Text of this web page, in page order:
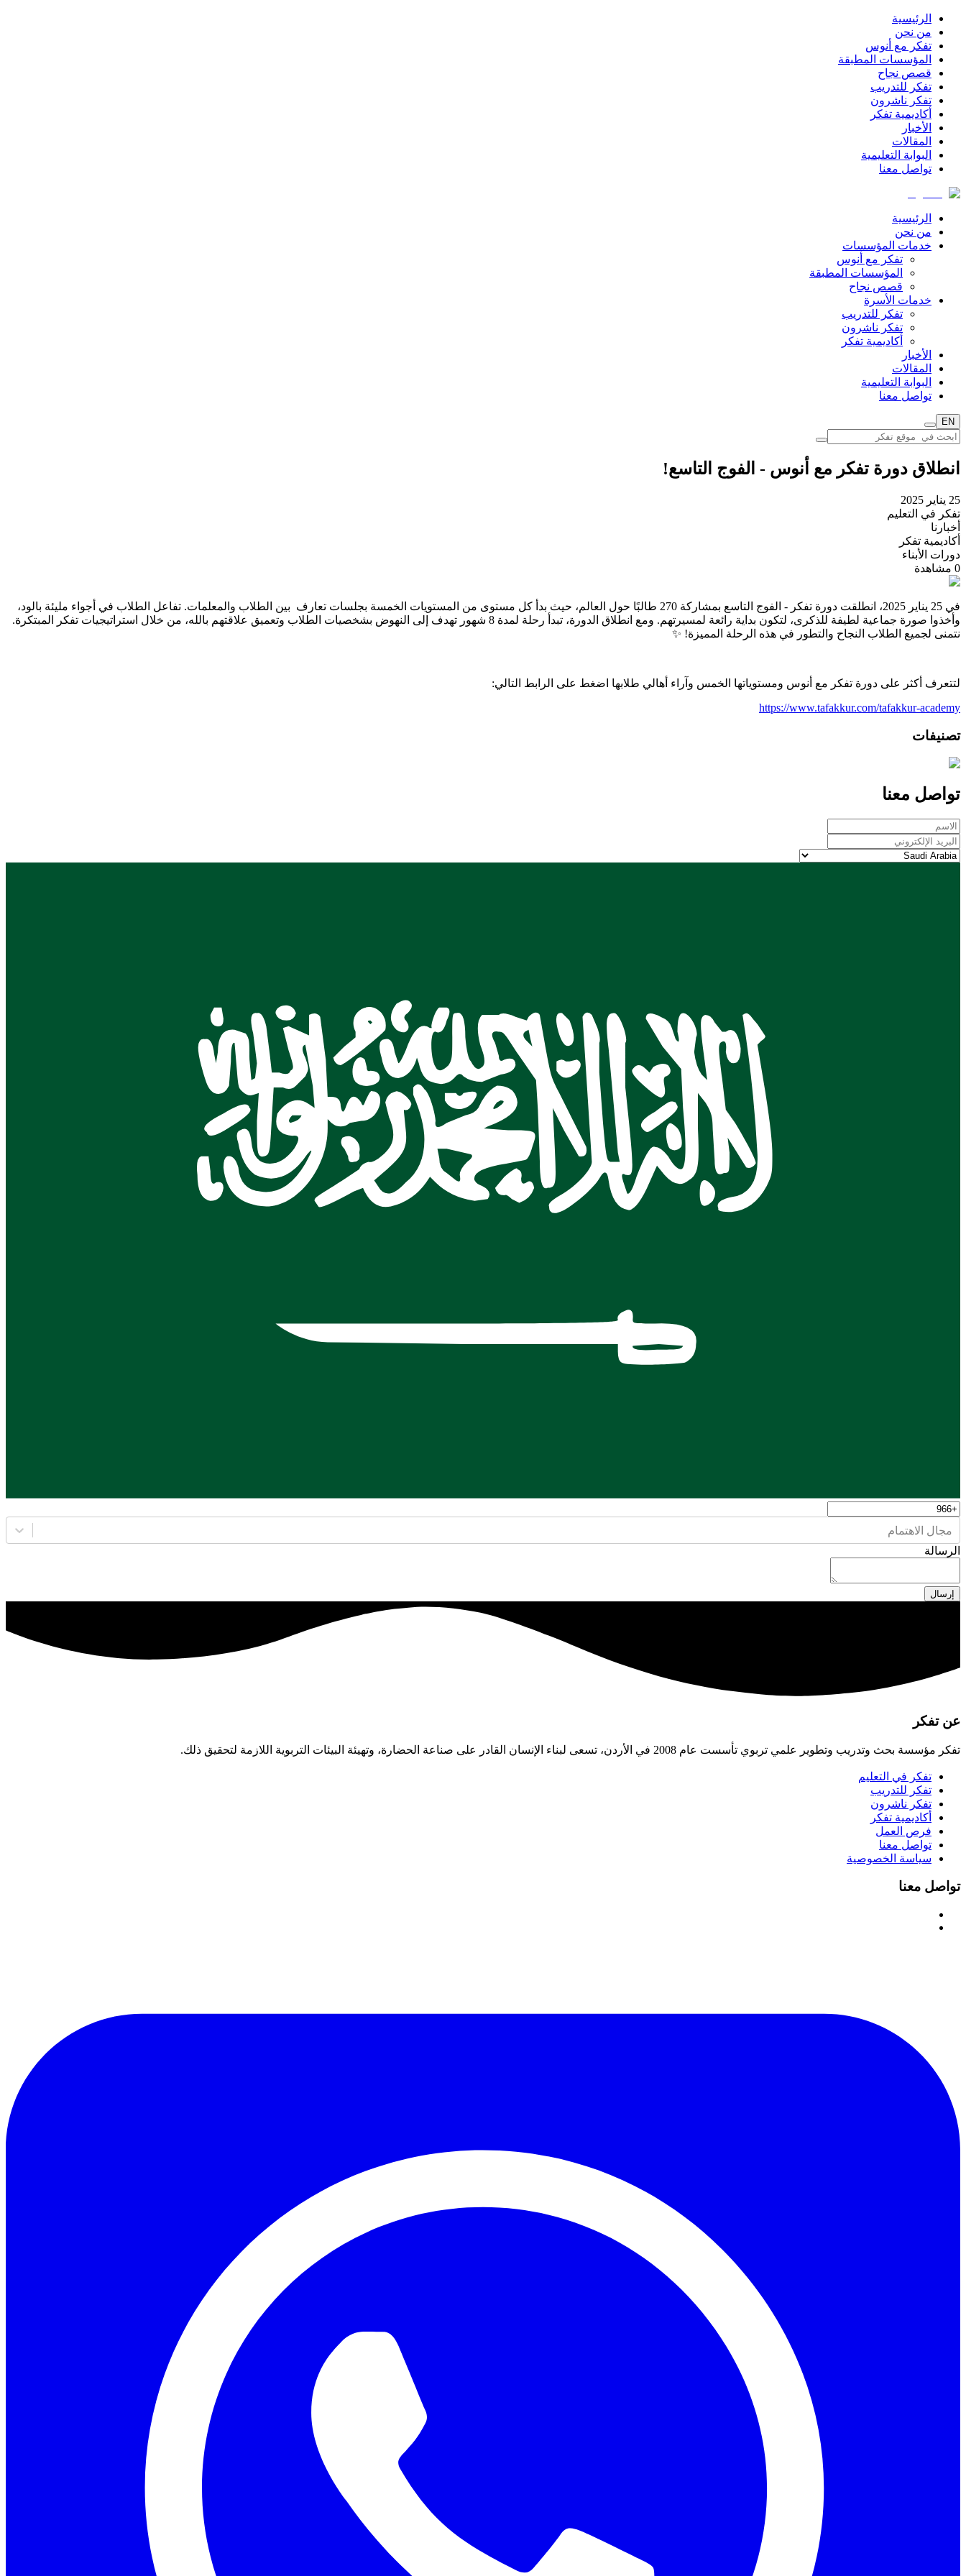
الرئيسية
من نحن
تفكر مع أنوس
المؤسسات المطبقة
قصص نجاح
تفكر للتدريب
تفكر ناشرون
أكاديمية تفكر
الأخبار
المقالات
البوابة التعليمية
تواصل معنا
الرئيسية
من نحن
خدمات المؤسسات
تفكر مع أنوس
المؤسسات المطبقة
قصص نجاح
خدمات الأسرة
تفكر للتدريب
تفكر ناشرون
أكاديمية تفكر
الأخبار
المقالات
البوابة التعليمية
تواصل معنا
EN
انطلاق دورة تفكر مع أنوس - الفوج التاسع!
25 يناير 2025
تفكر في التعليم
أخبارنا
أكاديمية تفكر
دورات الأبناء
0 مشاهدة
في 25 يناير 2025، انطلقت دورة تفكر - الفوج التاسع بمشاركة 270 طالبًا حول العالم، حيث بدأ كل مستوى من المستويات الخمسة بجلسات تعارف بين الطلاب والمعلمات. تفاعل الطلاب في أجواء مليئة بالود،
وأخذوا صورة جماعية لطيفة للذكرى، لتكون بداية رائعة لمسيرتهم. ومع انطلاق الدورة، تبدأ رحلة لمدة 8 شهور تهدف إلى النهوض بشخصيات الطلاب وتعميق علاقتهم بالله، من خلال استراتيجيات تفكر المبتكرة.
نتمنى لجميع الطلاب النجاح والتطور في هذه الرحلة المميزة! ✨
لتتعرف أكثر على دورة تفكر مع أنوس ومستوياتها الخمس وآراء أهالي طلابها اضغط على الرابط التالي:
https://www.tafakkur.com/tafakkur-academy
تصنيفات
تواصل معنا
مجال الاهتمام
الرسالة
إرسال
عن تفكر
تفكر مؤسسة بحث وتدريب وتطوير علمي تربوي تأسست عام 2008 في الأردن، تسعى لبناء الإنسان القادر على صناعة الحضارة، وتهيئة البيئات التربوية اللازمة لتحقيق ذلك.
تفكر في التعليم
تفكر للتدريب
تفكر ناشرون
أكاديمية تفكر
فرص العمل
تواصل معنا
سياسة الخصوصية
تواصل معنا